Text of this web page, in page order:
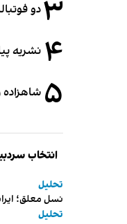
۳دو فوتبالیست زن ایرانی
۴ نشریه
۵
انتخاب
تحلیل
نسل معلق؛
تحلیل